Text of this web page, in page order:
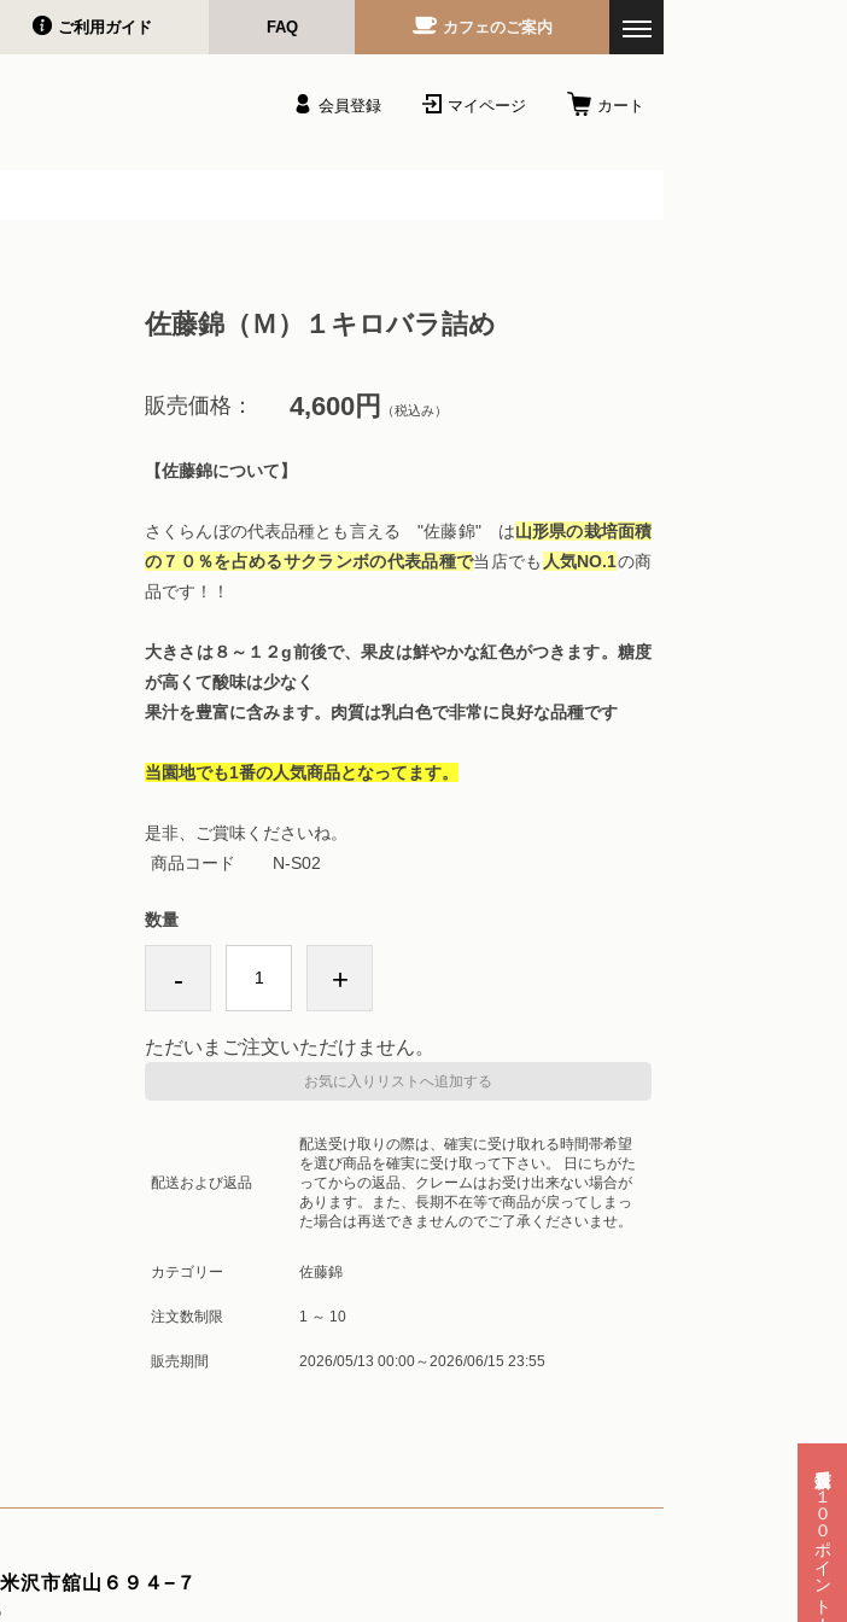
ご利用ガイド FAQ カフェのご案内
会員登録 マイページ カート
新規会員登録で１００ポイント！
佐藤錦（Ｍ）１キロバラ詰め
販売価格： 4,600円 （税込み）
【佐藤錦について】
さくらんぼの代表品種とも言える "佐藤錦" は山形県の栽培面積
の７０％を占めるサクランボの代表品種で当店でも 人気NO.1の商
品です！！
大きさは８～１２g前後で、果皮は鮮やかな紅色がつきます。糖度
が高くて酸味は少なく
果汁を豊富に含みます。肉質は乳白色で非常に良好な品種です
当園地でも1番の人気商品となってます。
是非、ご賞味くださいね。
商品コード
N-S02
数量
- +
ただいまご注文いただけません。
お気に入りリストへ追加する
配送および返品
配送受け取りの際は、確実に受け取れる時間帯希望
を選び商品を確実に受け取って下さい。 日にちがた
ってからの返品、クレームはお受け出来ない場合が
あります。また、長期不在等で商品が戻ってしまっ
た場合は再送できませんのでご了承くださいませ。
カテゴリー 佐藤錦
注文数制限 1 ～ 10
販売期間 2026/05/13 00:00～2026/06/15 23:55
沢市舘山６９４−７